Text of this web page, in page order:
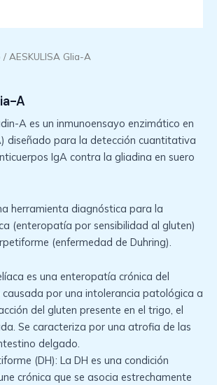
/ AESKULISA Glia-A
A
A es un inmunoensayo enzimático en
diseñado para la detección cuantitativa
IgA contra la gliadina en suero
herramienta diagnóstica para la
(enteropatía por sensibilidad al gluten)
(enfermedad de Duhring).
es una enteropatía crónica del
por una intolerancia patológica a
del gluten presente en el trigo, el
Se caracteriza por una atrofia de las
delgado.
(DH): La DH es una condición
crónica que se asocia estrechamente